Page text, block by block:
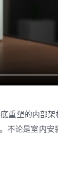
重塑的内部
不论是室内